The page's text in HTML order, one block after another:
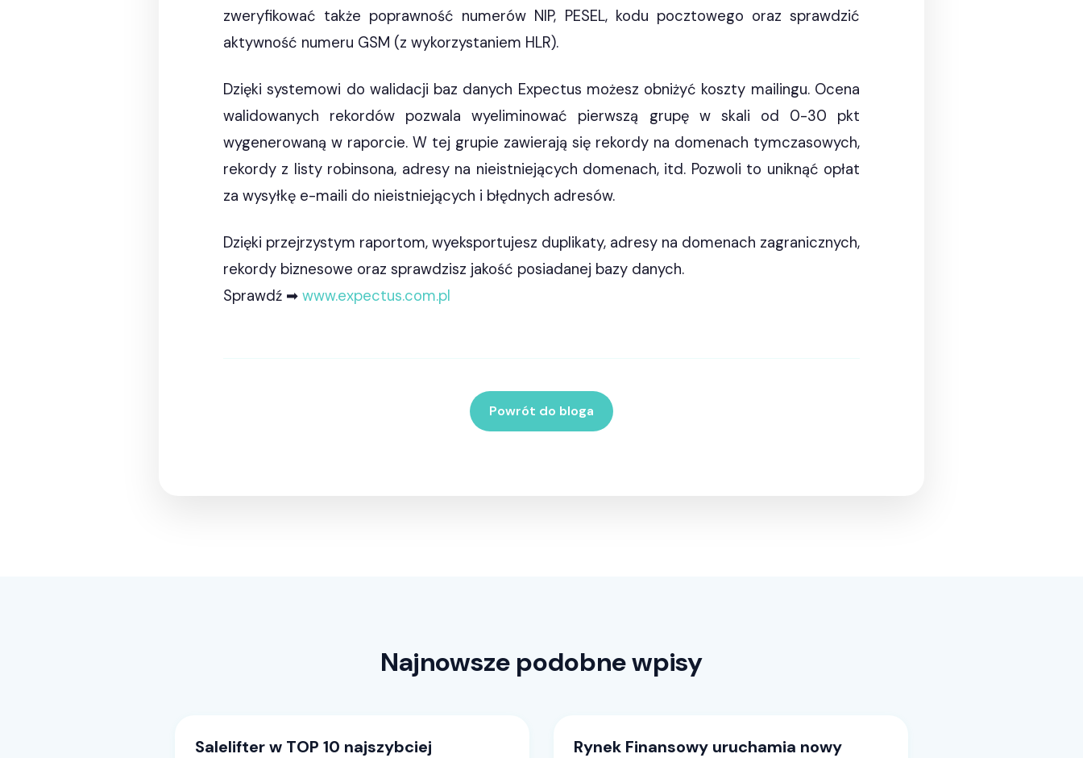
zweryfikować także poprawność numerów NIP, PESEL, kodu pocztowego oraz sprawdzić
aktywność numeru GSM (z wykorzystaniem HLR).
Dzięki systemowi do walidacji baz danych Expectus możesz obniżyć koszty mailingu. Ocena
walidowanych rekordów pozwala wyeliminować pierwszą grupę w skali od 0-30 pkt
wygenerowaną w raporcie. W tej grupie zawierają się rekordy na domenach tymczasowych,
rekordy z listy robinsona, adresy na nieistniejących domenach, itd. Pozwoli to uniknąć opłat
za wysyłkę e-maili do nieistniejących i błędnych adresów.
Dzięki przejrzystym raportom, wyeksportujesz duplikaty, adresy na domenach zagranicznych,
rekordy biznesowe oraz sprawdzisz jakość posiadanej bazy danych.
Sprawdź ➡ www.expectus.com.pl
Powrót do bloga
Najnowsze podobne wpisy
Salelifter w TOP 10 najszybciej
Rynek Finansowy uruchamia nowy